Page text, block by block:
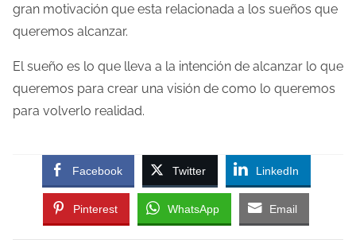
t
r
a
gran motivación que esta relacionada a los sueños que
queremos alcanzar.
El sueño es lo que lleva a la intención de alcanzar lo que
queremos para crear una visión de como lo queremos
para volverlo realidad.
Facebook Twitter LinkedIn
Pinterest WhatsApp Email